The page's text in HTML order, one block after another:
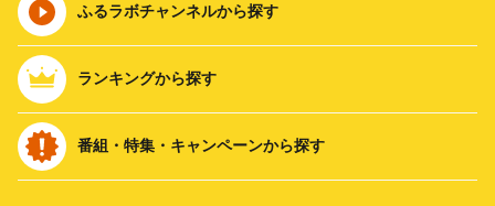
ふるラボチャンネルから探す
ランキングから探す
番組・特集・キャンペーンから探す